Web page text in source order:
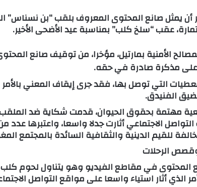
أن يمثل صانع المحتوى المعروف بلقب “بن نسناس”
بتمارة، عقب “سلخ كلب” بمناسبة عيد الأضحى الأخير.
الأمنية بمارتيل، مؤخرا، من توقيف صانع
على مذكرة صادرة في حقه.
التي توصل بها، فقد جرى إيقاف المعني بالأمر
الفنيدق.
مهتمة بحقوق الحيوان، قدمت شكاية ضد الملقب
الاجتماعي أثارت جدلا واسعا، واعتبرها عدد
للقيم الدينية والثقافية السائدة بالمجتمع
الرحلات
المحتوى في مقاطع الفيديو وهو يتناول لحوم كلب
الذي أثار استياء واسعا على مواقع التواصل